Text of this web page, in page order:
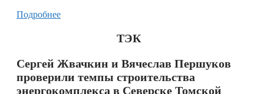
Подробнее
ТЭК
Сергей Жвачкин и Вячеслав Першуков
проверили темпы строительства
энергокомплекса в Северске Томской